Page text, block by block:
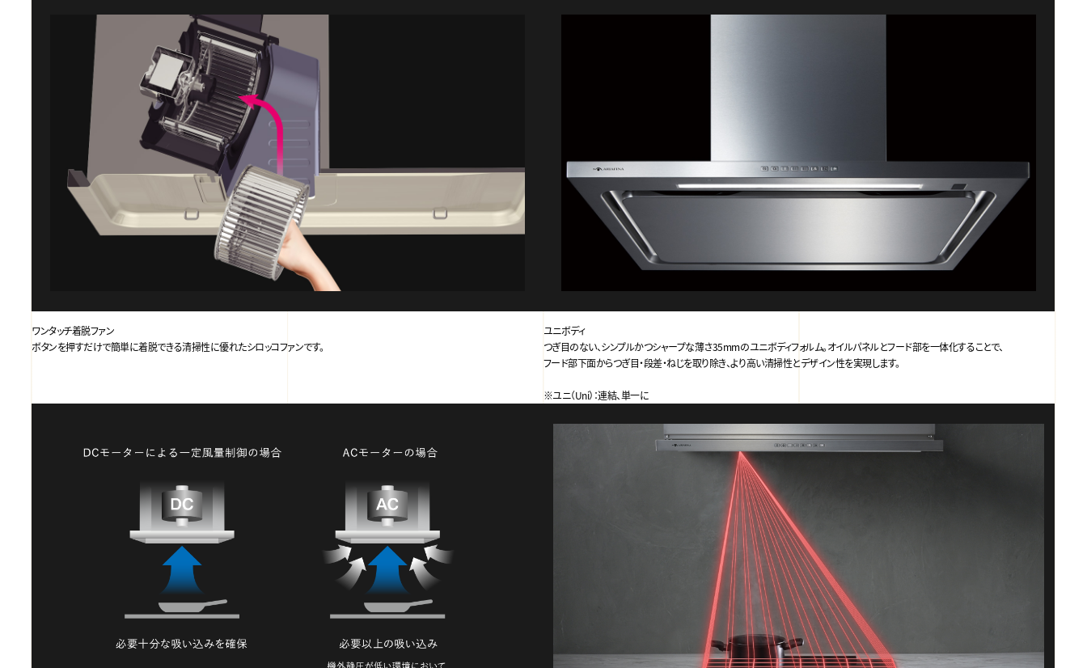
ワンタッチ着脱ファン
ボタンを押すだけで簡単に着脱できる清掃性に優れたシロッコファンです。
ユニボディ
つぎ目のない、シンプルかつシャープな薄さ35mmのユニボディフォルム。オイルパネルとフード部を一体化することで、
フード部下面からつぎ目・段差・ねじを取り除き、より高い清掃性とデザイン性を実現します。
※ユニ（Uni）：連結、単一に